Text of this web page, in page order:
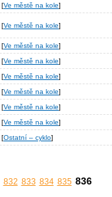
[Ve městě na kole]
[Ve městě na kole]
[Ve městě na kole]
[Ve městě na kole]
[Ve městě na kole]
[Ve městě na kole]
[Ve městě na kole]
[Ve městě na kole]
[Ostatní – cyklo]
832 833 834 835 836